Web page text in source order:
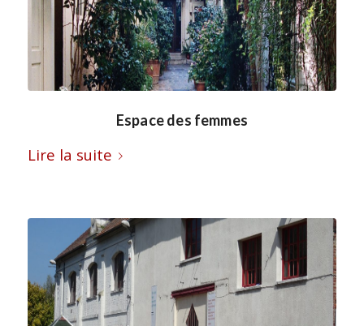
Espace des femmes
Lire la suite